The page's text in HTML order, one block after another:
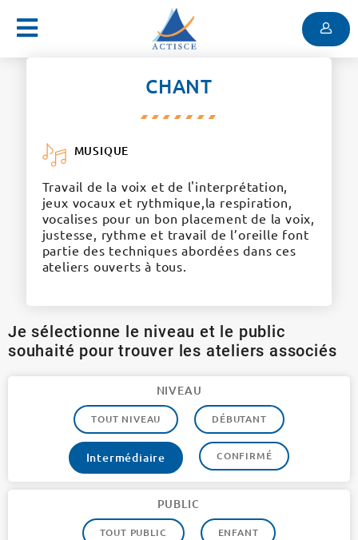
Menu
CHANT
MUSIQUE
Travail de la voix et de l'interprétation,
jeux vocaux et rythmique,la respiration,
vocalises pour un bon placement de la voix,
justesse, rythme et travail de l’oreille font
partie des techniques abordées dans ces
ateliers ouverts à tous.
Je sélectionne le niveau et le public
souhaité pour trouver les ateliers associés
NIVEAU
TOUT NIVEAU DÉBUTANT
Intermédiaire CONFIRMÉ
PUBLIC
TOUT PUBLIC ENFANT